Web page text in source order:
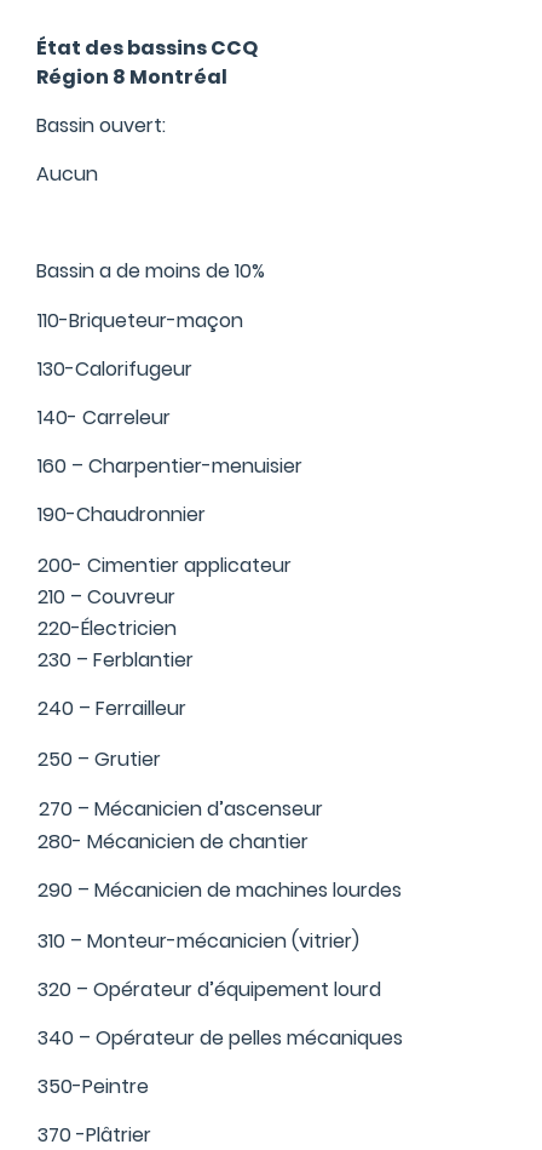
État des bassins CCQ
Région 8 Montréal
Bassin ouvert:
Aucun
Bassin a de moins de 10%
110-Briqueteur-maçon
130-Calorifugeur
140- Carreleur
160 – Charpentier-menuisier
190-Chaudronnier
200- Cimentier applicateur
210 – Couvreur
220-Électricien
230 – Ferblantier
240 – Ferrailleur
250 – Grutier
270 – Mécanicien d’ascenseur
280- Mécanicien de chantier
290 – Mécanicien de machines lourdes
310 – Monteur-mécanicien (vitrier)
320 – Opérateur d’équipement lourd
340 – Opérateur de pelles mécaniques
350-Peintre
370 -Plâtrier